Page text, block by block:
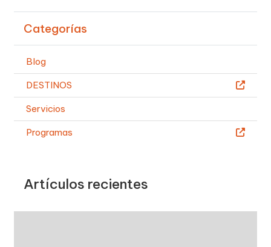
Categorías
Blog
DESTINOS
Servicios
Programas
Artículos recientes